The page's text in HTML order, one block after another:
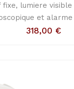
fixe, lumiere visible
et alarme
318,00 €